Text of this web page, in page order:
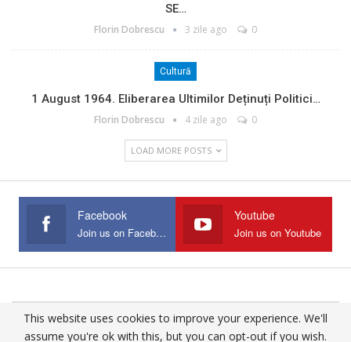
SE…
Florin Dobrescu 3 zile ago 0
Cultură
1 August 1964. Eliberarea Ultimilor Deținuți Politici…
Florin Dobrescu 4 zile ago 0
LOAD MORE POSTS
Facebook
Join us on Facebook
Youtube
Join us on Youtube
© 2025 - All Rights Reserved.
This website uses cookies to improve your experience. We'll
assume you're ok with this, but you can opt-out if you wish.